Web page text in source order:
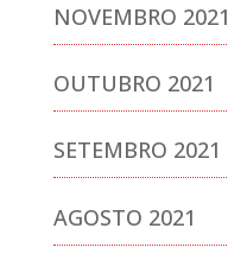
NOVEMBRO 2021
OUTUBRO 2021
SETEMBRO 2021
AGOSTO 2021